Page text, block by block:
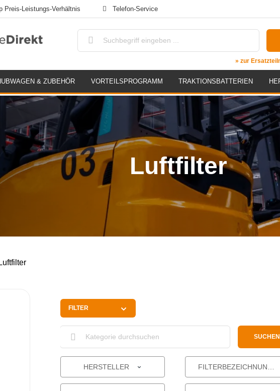
Preis-Leistungs-Verhältnis Telefon-Service
» zur
& ZUBEHÖR VORTEILSPROGRAMM TRAKTIONSBATTERIEN
Luftfilter
Luftfilter
FILTER
SUCHEN
HERSTELLER FILTERBEZEICHNUNG